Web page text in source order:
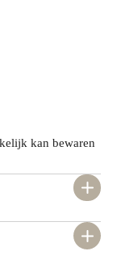
kan bewaren